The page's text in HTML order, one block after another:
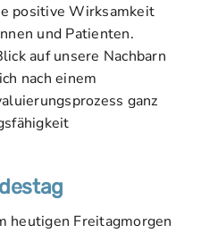
positive Wirksamkeit
und Patienten.
auf unsere Nachbarn
nach einem
ganz
heutigen Freitagmorgen